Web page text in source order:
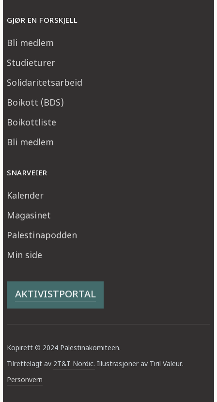
GJØR EN FORSKJELL
Bli medlem
Studieturer
Solidaritetsarbeid
Boikott (BDS)
Boikottliste
Bli medlem
SNARVEIER
Kalender
Magasinet
Palestinapodden
Min side
AKTIVISTPORTAL
Kopirett © 2024 Palestinakomiteen.
Tilrettelagt av 2T&T Nordic. Illustrasjoner av Tiril Valeur.
Personvern